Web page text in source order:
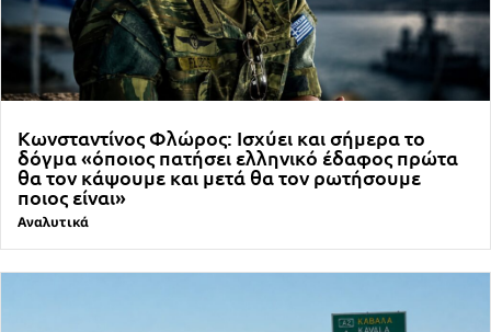
Κωνσταντίνος Φλώρος: Ισχύει και σήμερα το
δόγμα «όποιος πατήσει ελληνικό έδαφος πρώτα
θα τον κάψουμε και μετά θα τον ρωτήσουμε
ποιος είναι»
Αναλυτικά